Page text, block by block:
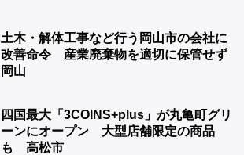
土木・解体工事など行う岡山市の会社に
改善命令 産業廃棄物を適切に保管せず
岡山
四国最大「3COINS+plus」が丸亀町グリ
ーンにオープン 大型店舗限定の商品
も 高松市